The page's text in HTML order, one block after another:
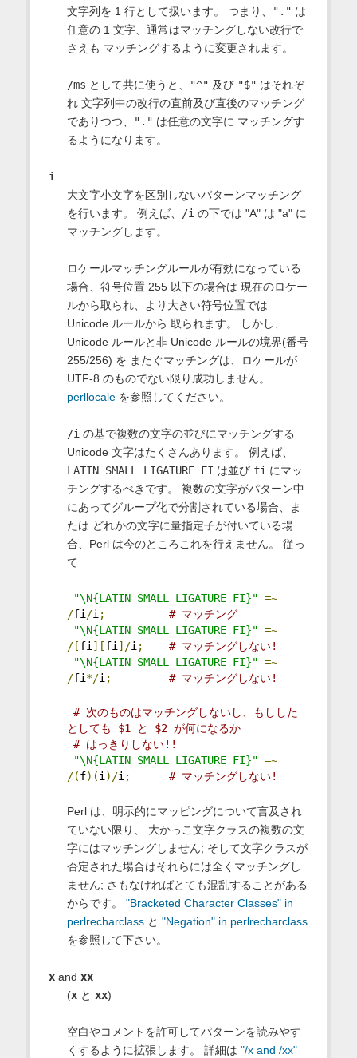
文字列を 1 行として扱います。 つまり、
"." は
任意の 1 文字、通常はマッチングしない改行で
さえも マッチングするように変更されます。
/ms として共に使うと、 "^" 及び "$" はそれぞ
れ 文字列中の改行の直前及び直後のマッチング
でありつつ、
"." は任意の文字に マッチングす
るようになります。
i
大文字小文字を区別しないパターンマッチング
を行います。 例えば、
/i の下では "A" は "a" に
マッチングします。
ロケールマッチングルールが有効になっている
場合、符号位置 255 以下の場合は 現在のロケー
ルから取られ、より大きい符号位置では
Unicode ルールから 取られます。 しかし、
Unicode ルールと非 Unicode ルールの境界(番号
255/256) を またぐマッチングは、ロケールが
UTF-8 のものでない限り成功しません。
perllocaleを参照してください。
/i の基で複数の文字の並びにマッチングする
Unicode 文字はたくさんあります。 例えば、
LATIN SMALL LIGATURE FI は並び fi にマッ
チングするべきです。 複数の文字がパターン中
にあってグループ化で分割されている場合、ま
たは どれかの文字に量指定子が付いている場
合、Perl は今のところこれを行えません。 従っ
て
"\N{LATIN SMALL LIGATURE FI}" =~
/fi /i ;
# マッチング
"\N{LATIN SMALL LIGATURE FI}" =~
/[fi ][fi ]/i ;
# マッチングしない!
"\N{LATIN SMALL LIGATURE FI}" =~
/fi */i ; # マッチングしない!
# 次のものはマッチングしないし、もしした
としても $1 と $2 が何になるか
# はっきりしない!!
"\N{LATIN SMALL LIGATURE FI}" =~
/(f)(i )/i ; # マッチングしない!
Perl は、明示的にマッピングについて言及され
ていない限り、 大かっこ文字クラスの複数の文
字にはマッチングしません; そして文字クラスが
否定された場合はそれらには全くマッチングし
ません; さもなければとても混乱することがある
からです。 "Bracketed Character Classes" in
perlrecharclassと "Negation" in perlrecharclass
を参照して下さい。
xand xx
(xと xx)
空白やコメントを許可してパターンを読みやす
くするように拡張します。 詳細は "/x and /xx"